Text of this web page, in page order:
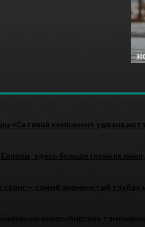
«Сетевой компании»
здесь больше громких
— самый знаменитый трубач